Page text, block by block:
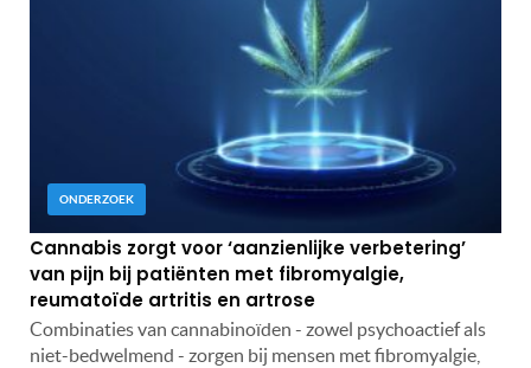
ONDERZOEK
Cannabis zorgt voor ‘aanzienlijke verbetering’
van pijn bij patiënten met fibromyalgie,
reumatoïde artritis en artrose
Combinaties van cannabinoïden - zowel psychoactief als
niet-bedwelmend - zorgen bij mensen met fibromyalgie,